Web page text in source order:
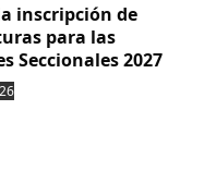
inscripción de
para las
Seccionales 2027